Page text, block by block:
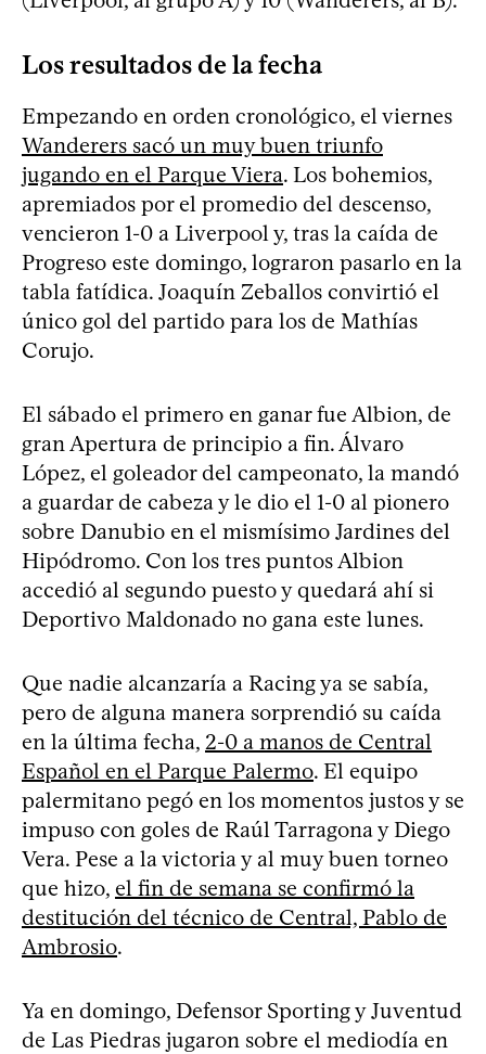
Los resultados de la fecha
Empezando en orden cronológico, el viernes
Wanderers sacó un muy buen triunfo
jugando en el Parque Viera. Los bohemios,
apremiados por el promedio del descenso,
vencieron 1-0 a Liverpool y, tras la caída de
Progreso este domingo, lograron pasarlo en la
tabla fatídica. Joaquín Zeballos convirtió el
único gol del partido para los de Mathías
Corujo.
El sábado el primero en ganar fue Albion, de
gran Apertura de principio a fin. Álvaro
López, el goleador del campeonato, la mandó
a guardar de cabeza y le dio el 1-0 al pionero
sobre Danubio en el mismísimo Jardines del
Hipódromo. Con los tres puntos Albion
accedió al segundo puesto y quedará ahí si
Deportivo Maldonado no gana este lunes.
Que nadie alcanzaría a Racing ya se sabía,
pero de alguna manera sorprendió su caída
en la última fecha, 2-0 a manos de Central
Español en el Parque Palermo. El equipo
palermitano pegó en los momentos justos y se
impuso con goles de Raúl Tarragona y Diego
Vera. Pese a la victoria y al muy buen torneo
que hizo, el fin de semana se confirmó la
destitución del técnico de Central, Pablo de
Ambrosio.
Ya en domingo, Defensor Sporting y Juventud
de Las Piedras jugaron sobre el mediodía en